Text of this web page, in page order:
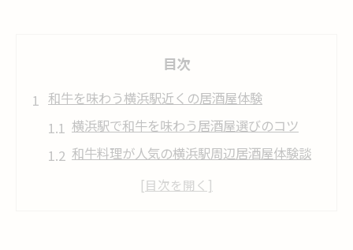
目次
和牛を味わう横浜駅近くの居酒屋体験
横浜駅で和牛を味わう居酒屋選びのコツ
和牛料理が人気の横浜駅周辺居酒屋体験談
口コミで話題の和牛居酒屋の魅力を徹底解